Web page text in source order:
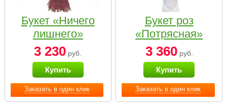
Заказать в один клик
Букет «Ничего
лишнего»
3 230 руб.
Купить
Заказать в один клик
Букет роз
«Потрясная»
3 360руб.
Купить